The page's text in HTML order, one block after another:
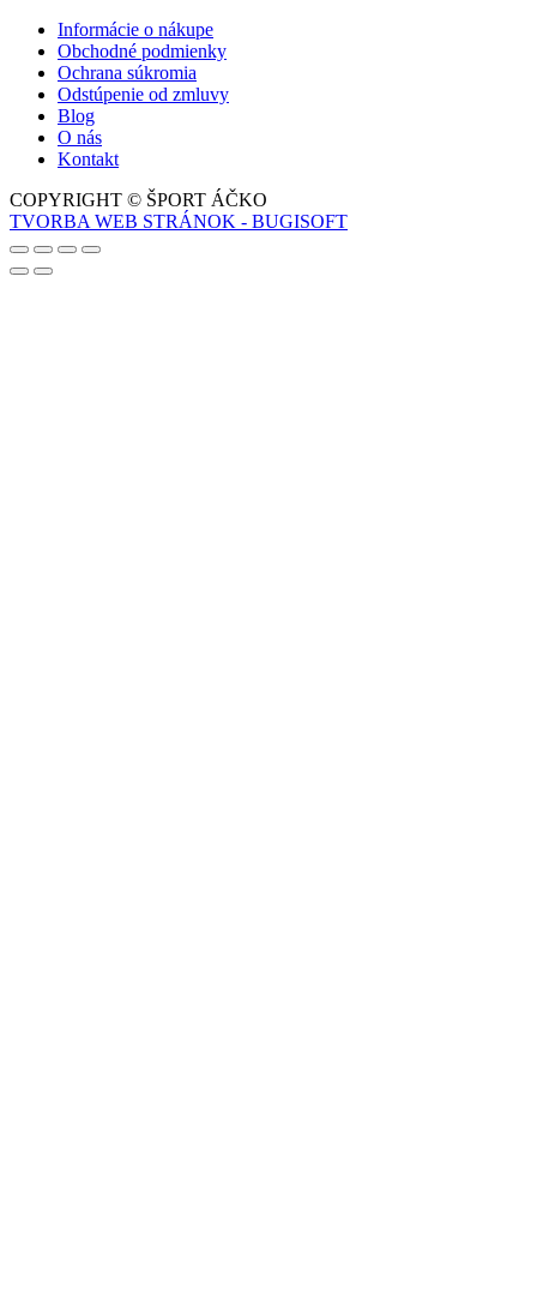
Informácie o nákupe
Obchodné podmienky
Ochrana súkromia
Odstúpenie od zmluvy
Blog
O nás
Kontakt
COPYRIGHT © ŠPORT ÁČKO
TVORBA WEB STRÁNOK - BUGISOFT